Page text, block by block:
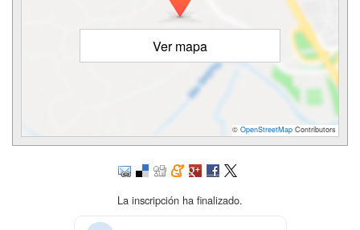
Ver mapa
© OpenStreetMap Contributors
La inscripción ha finalizado.